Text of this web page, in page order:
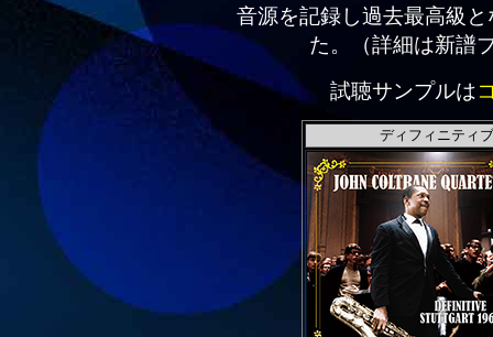
音源を記録し過去最高級
た。
（詳細は新譜
試聴サンプルは
ディフィニティ